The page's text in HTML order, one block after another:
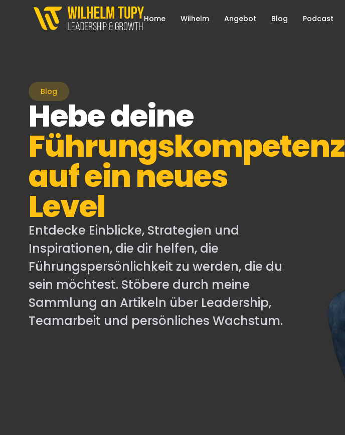
Home Wilhelm Angebot Blog Podcast
Blog
Hebe deine
Führungskompetenz
auf ein neues
Level
Entdecke Einblicke, Strategien und
Inspirationen, die dir helfen, die
Führungspersönlichkeit zu werden, die du
sein möchtest. Stöbere durch meine
Sammlung an Artikeln über Leadership,
Teamarbeit und persönliches Wachstum.